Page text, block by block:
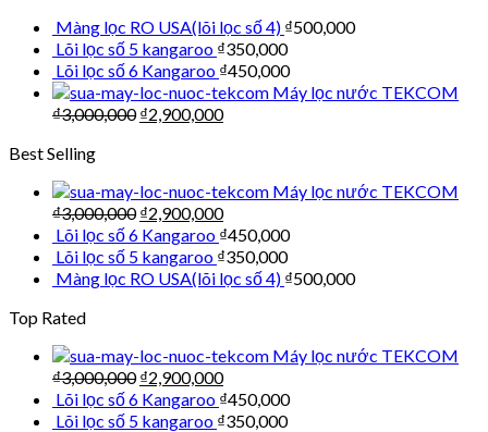
Màng lọc RO USA(lõi lọc số 4) ₫500,000
Lõi lọc số 5 kangaroo ₫350,000
Lõi lọc số 6 Kangaroo ₫450,000
Máy lọc nước TEKCOM
₫3,000,000 ₫2,900,000
Best Selling
Máy lọc nước TEKCOM
₫3,000,000 ₫2,900,000
Lõi lọc số 6 Kangaroo ₫450,000
Lõi lọc số 5 kangaroo ₫350,000
Màng lọc RO USA(lõi lọc số 4) ₫500,000
Top Rated
Máy lọc nước TEKCOM
₫3,000,000 ₫2,900,000
Lõi lọc số 6 Kangaroo ₫450,000
Lõi lọc số 5 kangaroo ₫350,000